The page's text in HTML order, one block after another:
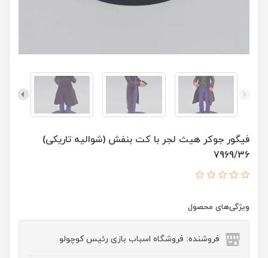
فیگور جوکر هیث لجر با کت بنفش (شوالیه تاریکی)
7969/36
ویژگی‌های محصول
فروشنده: فروشگاه اسباب بازی رئیس کوچولو